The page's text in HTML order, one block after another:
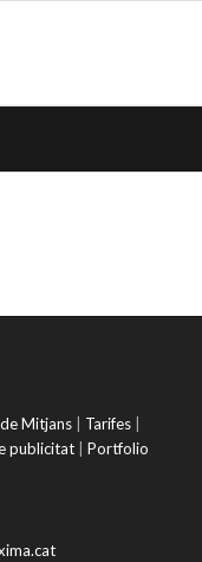
Mitjans| Tarifes|
publicitat| Portfolio